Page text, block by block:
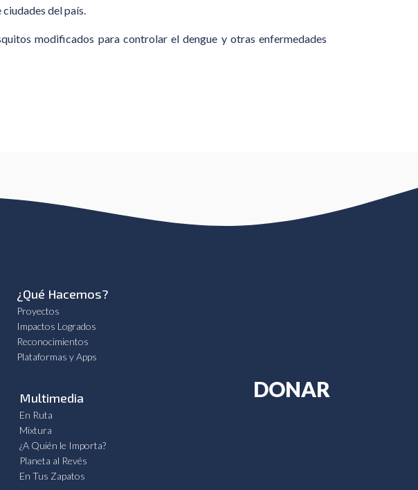
del país.
modificados para controlar el dengue y otras enfermedades
¿Qué Hacemos?
Proyectos
Impactos Logrados
Reconocimientos
Plataformas y Apps
Multimedia
En Ruta
Mixtura
¿A Quién le Importa?
Planeta al Revés
En Tus Zapatos
DONAR